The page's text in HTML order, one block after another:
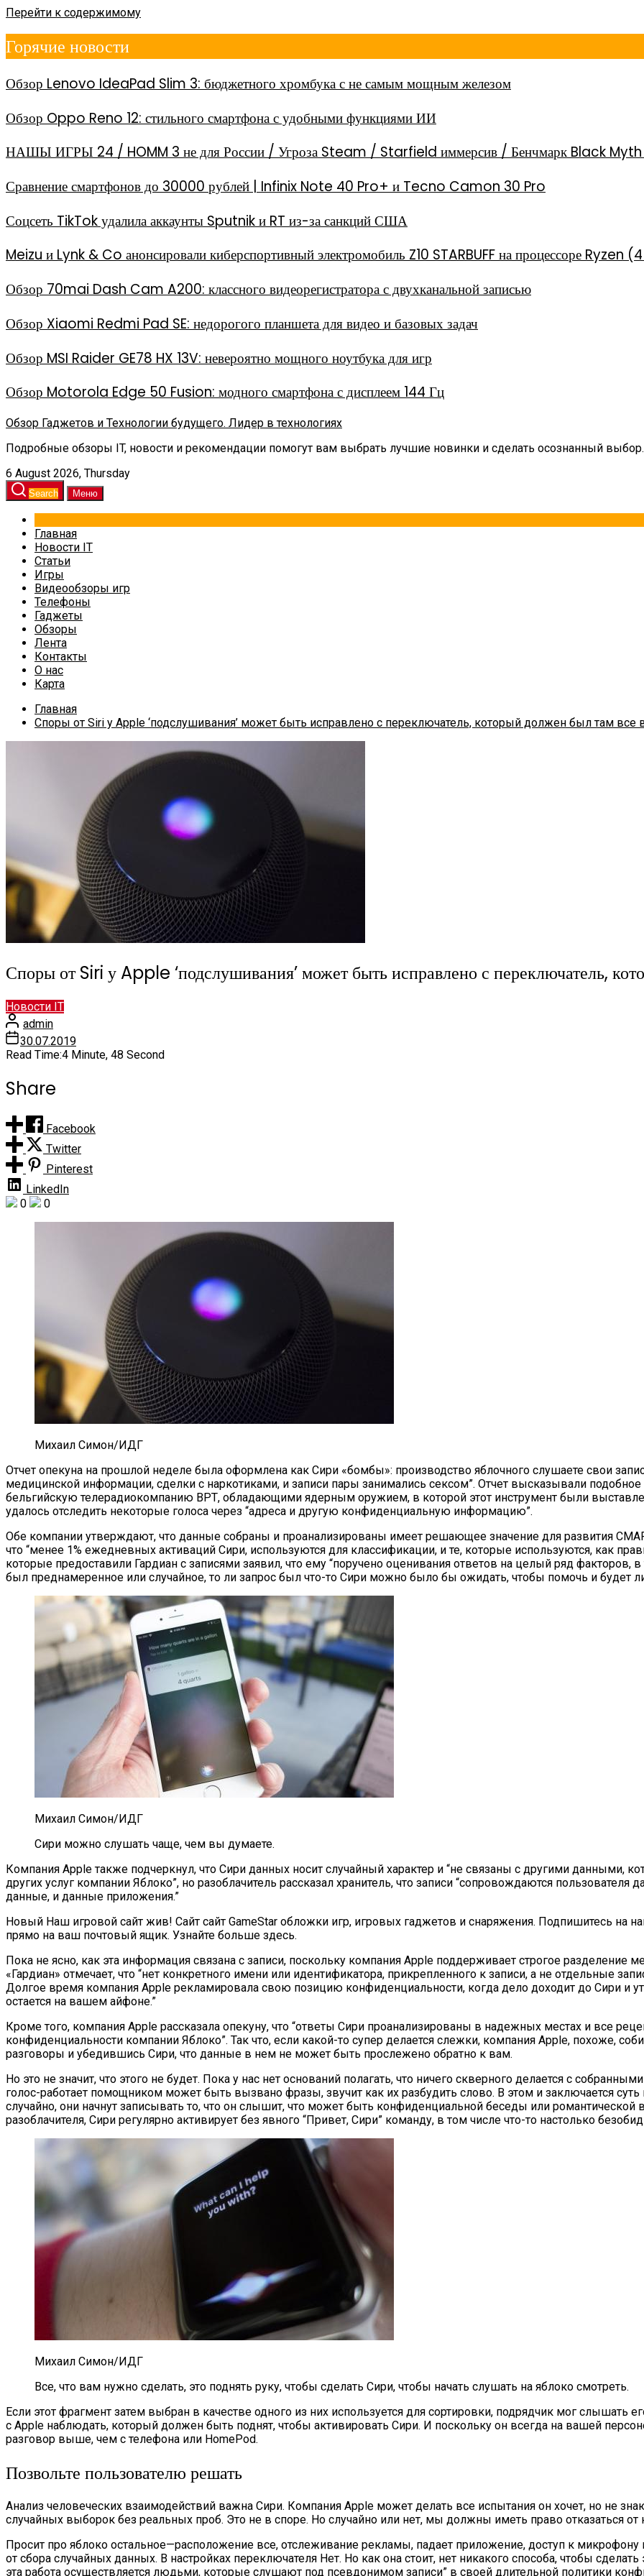
Перейти к содержимому
Горячие новости
Обзор Lenovo IdeaPad Slim 3: бюджетного хромбука с не самым мощным железом
Обзор Oppo Reno 12: стильного смартфона с удобными функциями ИИ
НАШЫ ИГРЫ 24 / HOMM 3 не для России / Угроза Steam / Starfield иммерсив / Бенчмарк Black
Сравнение смартфонов до 30000 рублей | Infinix Note 40 Pro+ и Tecno Camon 30 Pro
Соцсеть TikTok удалила аккаунты Sputnik и RT из-за санкций США
Meizu и Lynk & Co анонсировали киберспортивный электромобиль Z10 STARBUFF на процессоре Ryzen
Обзор 70mai Dash Cam A200: классного видеорегистратора с двухканальной записью
Обзор Xiaomi Redmi Pad SE: недорогого планшета для видео и базовых задач
Обзор MSI Raider GE78 HX 13V: невероятно мощного ноутбука для игр
Обзор Motorola Edge 50 Fusion: модного смартфона с дисплеем 144 Гц
Обзор Гаджетов и Технологии будущего. Лидер в технологиях
Подробные обзоры IT, новости и рекомендации помогут вам выбрать лучшие новинки и сделать осознанный выбор.
6 August 2026, Thursday
Search Меню
Главная
Новости IT
Статьи
Игры
Видеообзоры игр
Телефоны
Гаджеты
Обзоры
Лента
Контакты
О нас
Карта
Главная
Споры от Siri у Apple ‘подслушивания’ может быть исправлено с переключатель, который должен был там все
Споры от Siri у Apple ‘подслушивания’ может быть исправлено с переключатель,
Новости IT
admin
30.07.2019
Read Time:4 Minute, 48 Second
Share
Facebook
Twitter
Pinterest
LinkedIn
0
0
Михаил Симон/ИДГ
Отчет опекуна на прошлой неделе была оформлена как Сири «бомбы»: производство яблочного слушаете свои
медицинской информации, сделки с наркотиками, и записи пары занимались сексом”. Отчет высказывали
бельгийскую телерадиокомпанию ВРТ, обладающими ядерным оружием, в которой этот инструмент были
удалось отследить некоторые голоса через “адреса и другую конфиденциальную информацию”.
Обе компании утверждают, что данные собраны и проанализированы имеет решающее значение для развития
что “менее 1% ежедневных активаций Сири, используются для классификации, и те, которые используются, как
которые предоставили Гардиан с записями заявил, что ему “поручено оценивания ответов на целый ряд факторов,
был преднамеренное или случайное, то ли запрос был что-то Сири можно было бы ожидать, чтобы помочь и будет
Михаил Симон/ИДГ
Сири можно слушать чаще, чем вы думаете.
Компания Apple также подчеркнул, что Сири данных носит случайный характер и “не связаны с другими данными,
других услуг компании Яблоко”, но разоблачитель рассказал хранитель, что записи “сопровождаются
данные, и данные приложения.”
Новый Наш игровой сайт жив! Сайт сайт GameStar обложки игр, игровых гаджетов и снаряжения. Подпишитесь
прямо на ваш почтовый ящик. Узнайте больше здесь.
Пока не ясно, как эта информация связана с записи, поскольку компания Apple поддерживает строгое разделение
«Гардиан» отмечает, что “нет конкретного имени или идентификатора, прикрепленного к записи, а не отдельные
Долгое время компания Apple рекламировала свою позицию конфиденциальности, когда дело доходит до Сири и
остается на вашем айфоне.”
Кроме того, компания Apple рассказала опекуну, что “ответы Сири проанализированы в надежных местах и все
конфиденциальности компании Яблоко”. Так что, если какой-то супер делается слежки, компания Apple, похоже,
разговоры и убедившись Сири, что данные в нем не может быть прослежено обратно к вам.
Но это не значит, что этого не будет. Пока у нас нет оснований полагать, что ничего скверного делается с
голос-работает помощником может быть вызвано фразы, звучит как их разбудить слово. В этом и заключается
случайно, они начнут записывать то, что он слышит, что может быть конфиденциальной беседы или романтической
разоблачителя, Сири регулярно активирует без явного “Привет, Сири” команду, в том числе что-то настолько
Михаил Симон/ИДГ
Все, что вам нужно сделать, это поднять руку, чтобы сделать Сири, чтобы начать слушать на яблоко смотреть.
Если этот фрагмент затем выбран в качестве одного из них используется для сортировки, подрядчик мог слышать
с Apple наблюдать, который должен быть поднят, чтобы активировать Сири. И поскольку он всегда на вашей
разговор выше, чем с телефона или HomePod.
Позвольте пользователю решать
Анализ человеческих взаимодействий важна Сири. Компания Apple может делать все испытания он хочет, но не
случайных выборок без реальных проб. Это не в споре. Но случайно или нет, мы должны иметь право отказаться от
Просит про яблоко остальное—расположение все, отслеживание рекламы, падает приложение, доступ к микрофону
от сбора случайных данных. В настройках переключателя Нет. Но как она стоит, нет никакого способа, чтобы сделать
эта работа осуществляется людьми, которые слушают под псевдонимом записи” в своей длительной политики